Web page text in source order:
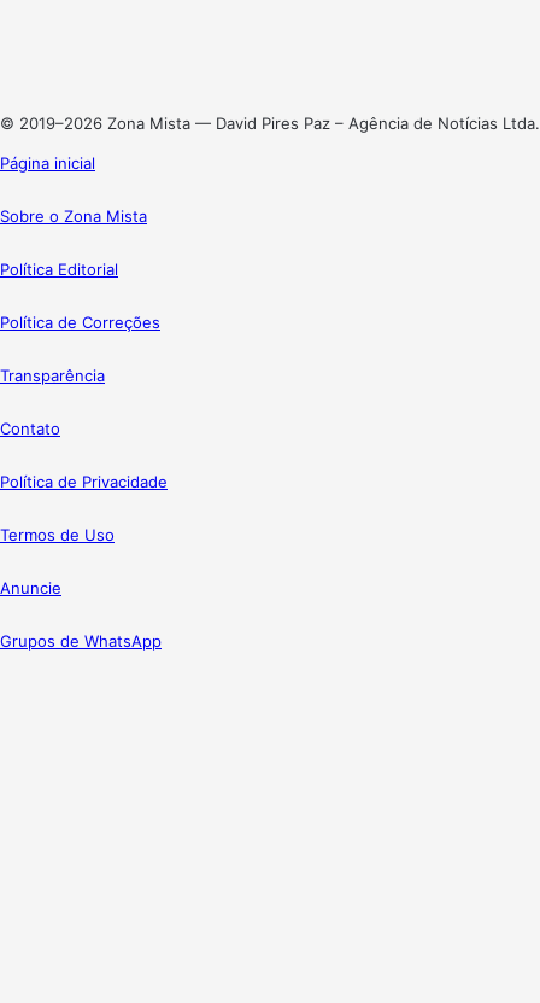
© 2019–2026 Zona Mista — David Pires Paz – Agência de Notícias Ltda.
Página inicial
Sobre o Zona Mista
Política Editorial
Política de Correções
Transparência
Contato
Política de Privacidade
Termos de Uso
Anuncie
Grupos de WhatsApp